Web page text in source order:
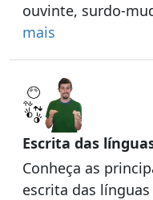
ouvinte, surdo-
mais
Escrita das
Conheça as
escrita das